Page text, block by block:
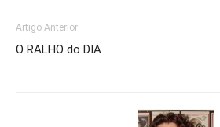
Artigo Anterior
O RALHO do DIA